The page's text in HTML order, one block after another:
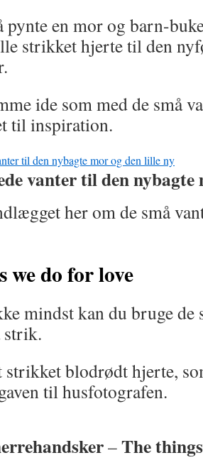
pynte en mor og barn-
strikket hjerte til den
ide som med de små
til inspiration.
vanter til den nybagte
her om de små
we do for love
mindst kan du bruge
strik.
strikket blodrødt hjerte,
til husfotografen.
–The